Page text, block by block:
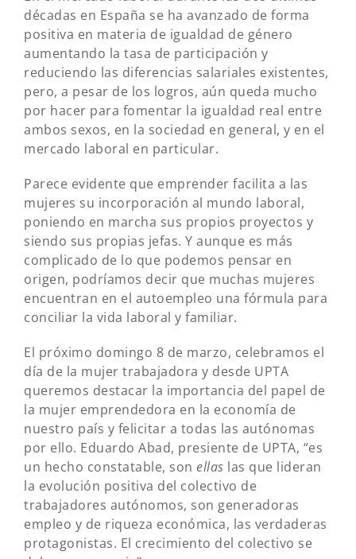
décadas en España se ha avanzado de forma
positiva en materia de igualdad de género
aumentando la tasa de participación y
reduciendo las diferencias salariales existentes,
pero, a pesar de los logros, aún queda mucho
por hacer para fomentar la igualdad real entre
ambos sexos, en la sociedad en general, y en el
mercado laboral en particular.
Parece evidente que emprender facilita a las
mujeres su incorporación al mundo laboral,
poniendo en marcha sus propios proyectos y
siendo sus propias jefas. Y aunque es más
complicado de lo que podemos pensar en
origen, podríamos decir que muchas mujeres
encuentran en el autoempleo una fórmula para
conciliar la vida laboral y familiar.
El próximo domingo 8 de marzo, celebramos el
día de la mujer trabajadora y desde UPTA
queremos destacar la importancia del papel de
la mujer emprendedora en la economía de
nuestro país y felicitar a todas las autónomas
por ello. Eduardo Abad, presiente de UPTA, “es
un hecho constatable, son ellas las que lideran
la evolución positiva del colectivo de
trabajadores autónomos, son generadoras
empleo y de riqueza económica, las verdaderas
protagonistas. El crecimiento del colectivo se